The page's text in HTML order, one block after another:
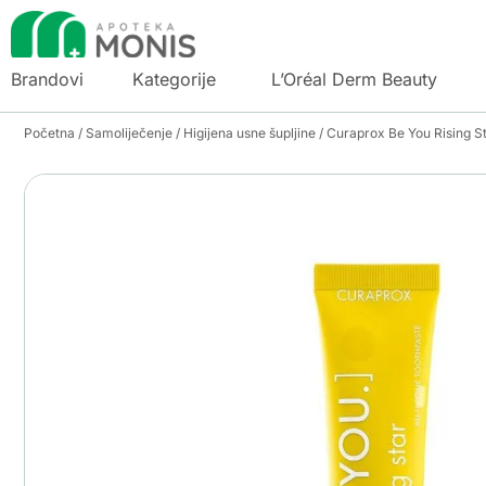
Brandovi Kategorije L’Oréal Derm Beauty
Početna / Samoliječenje / Higijena usne šupljine / Curaprox Be You Rising